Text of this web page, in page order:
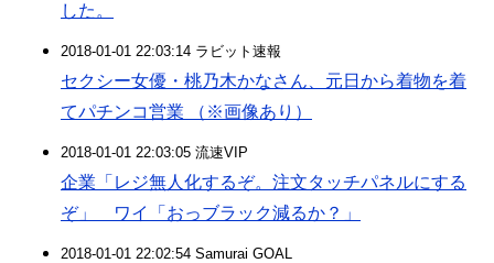
した。
2018-01-01 22:03:14 ラビット速報
セクシー女優・桃乃木かなさん、元日から着物を着
てパチンコ営業 （※画像あり）
2018-01-01 22:03:05 流速VIP
企業「レジ無人化するぞ。注文タッチパネルにする
ぞ」 ワイ「おっブラック減るか？」
2018-01-01 22:02:54 Samurai GOAL